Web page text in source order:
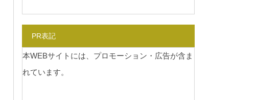
PR表記
本WEBサイトには、プロモーション・広告が含ま
れています。